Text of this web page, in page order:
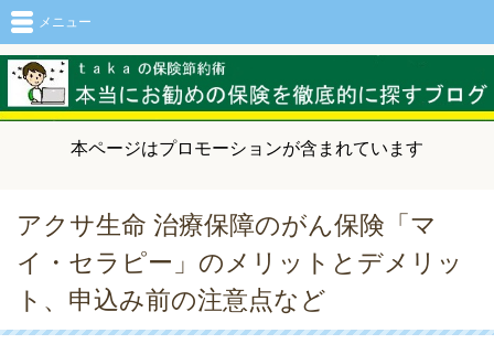
本ページはプロモーションが含まれています
メニュー
アクサ生命 治療保障のがん保険「マ
イ・セラピー」のメリットとデメリッ
ト、申込み前の注意点など